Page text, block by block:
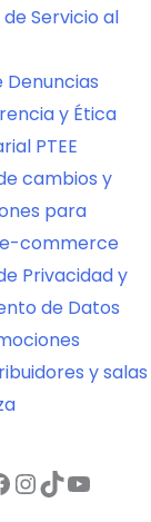
Servicio al
Denuncias
y Ética
PTEE
cambios y
para
commerce
Privacidad y
de Datos
y salas
InstagramTikTok YouTube